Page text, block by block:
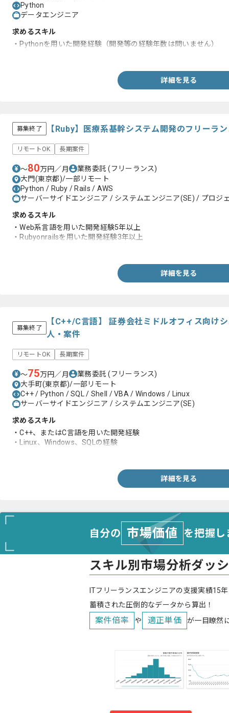
Python
データエンジニア
求めるスキル
・Pythonを用いた開発経験（開発等の経験年数は問いません）
詳細を見る
募集終了 【Ruby】医療系基幹システム開発のフリーラ
リモートOK 長期案件
〜80万円／月 業務委託(フリーランス)
大門(東京都)/一部リモート
Python / Ruby / Rails / AWS
サーバーサイドエンジニア / システムエンジニア(SE) / プロジ
求めるスキル
・Web系言語を用いた開発経験5年以上
・Rubyonrailsを用いた開発経験3年以上
詳細を見る
募集終了
【C++/C言語】 証券会社ミドルオフィス向け
人・案件
リモートOK 長期案件
〜75万円／月 業務委託(フリーランス)
大手町(東京都)/一部リモート
C++ / Python / SQL / Shell / VBA / Windows / Linux
サーバーサイドエンジニア / システムエンジニア(SE)
求めるスキル
・C++、またはC言語を用いた開発経験
・Linux、Windows、SQLの経験
詳細を見る
自分の 市場価値 を把握
スキル別市場分析ダッ
ITフリーランスエンジニアの支援実績15
蓄積された圧倒的なデータから算出！
案件倍率 や 適正単価 が一目瞭然